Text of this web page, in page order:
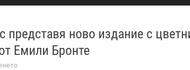
представя ново издание с
Емили Бронте